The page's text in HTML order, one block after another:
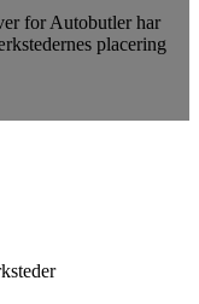
for Autobutler har
placering